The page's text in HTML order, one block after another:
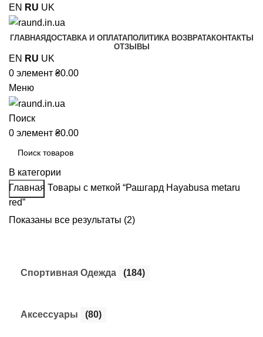
EN RU UK
ГЛАВНАЯДОСТАВКА И ОПЛАТАПОЛИТИКА ВОЗВРАТАКОНТАКТЫ
ОТЗЫВЫ
EN RU UK
0 элемент ₴0.00
Меню
Поиск
0 элемент ₴0.00
В категории
Поиск
Главная Товары с меткой “Рашгард Hayabusa metaru
red”
Показаны все результаты (2)
Cпортивная Одежда (184)
Аксессуары (80)